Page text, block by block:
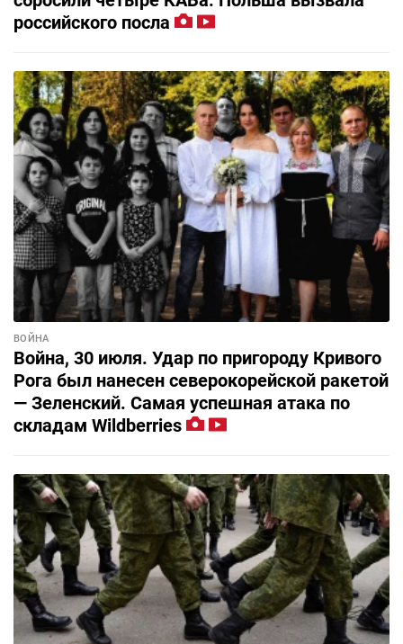
российского посла
ВОЙНА
Война, 30 июля. Удар по пригороду Кривого
Рога был нанесен северокорейской ракетой
— Зеленский. Самая успешная атака по
складам Wildberries